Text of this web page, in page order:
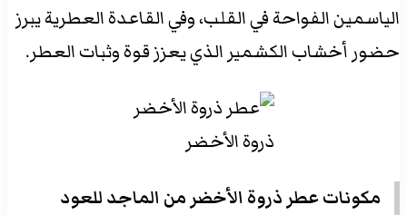
الياسمين الفواحة في القلب، وفي القاعدة العطرية يبرز
حضور أخشاب الكشمير الذي يعزز قوة وثبات العطر.
ذروة الأخضر
مكونات عطر ذروة الأخضر من الماجد للعود